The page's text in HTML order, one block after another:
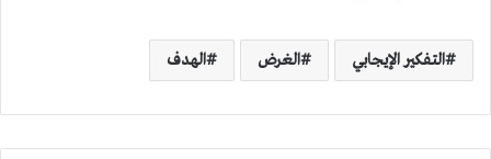
التفكير الإيجابي الغرض الهدف